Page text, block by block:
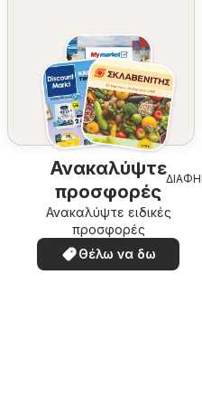
Ανακαλύψτε
προσφορές
Ανακαλύψτε ειδικές
προσφορές
Θέλω να δω